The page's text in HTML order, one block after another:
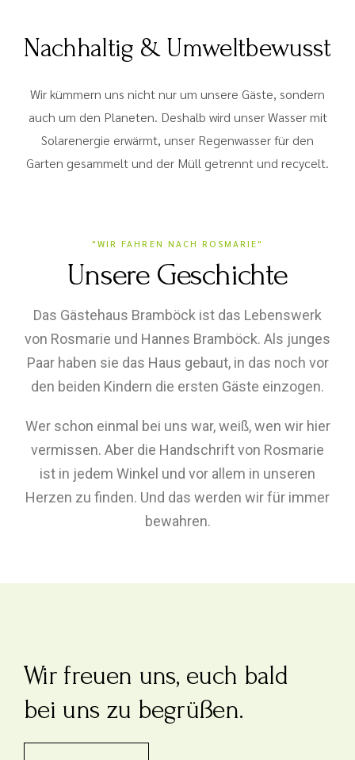
Nachhaltig & Umweltbewusst
Wir kümmern uns nicht nur um unsere Gäste, sondern
auch um den Planeten. Deshalb wird unser Wasser mit
Solarenergie erwärmt, unser Regenwasser für den
Garten gesammelt und der Müll getrennt und recycelt.
"WIR FAHREN NACH ROSMARIE"
Unsere Geschichte
Das Gästehaus Bramböck ist das Lebenswerk
von Rosmarie und Hannes Bramböck. Als junges
Paar haben sie das Haus gebaut, in das noch vor
den beiden Kindern die ersten Gäste einzogen.
Wer schon einmal bei uns war, weiß, wen wir hier
vermissen. Aber die Handschrift von Rosmarie
ist in jedem Winkel und vor allem in unseren
Herzen zu finden. Und das werden wir für immer
bewahren.
Wir freuen uns, euch bald
bei uns zu begrüßen.